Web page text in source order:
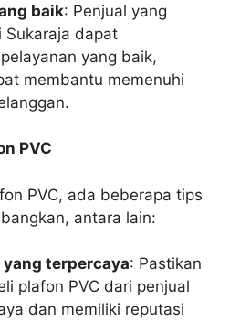
baik: Penjual yang
Sukaraja dapat
yang baik,
membantu memenuhi
PVC
PVC, ada beberapa tips
antara lain:
terpercaya: Pastikan
plafon PVC dari penjual
dan memiliki reputasi